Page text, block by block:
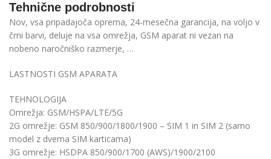
Tehnične podrobnosti
Nov, vsa pripadajoča oprema, 24-mesečna garancija, na voljo v
črni barvi, deluje na vsa omrežja, GSM aparat ni vezan na
nobeno naročniško razmerje, …
LASTNOSTI GSM APARATA
TEHNOLOGIJA
Omrežja: GSM/HSPA/LTE/5G
2G omrežje: GSM 850/900/1800/1900 – SIM 1 in SIM 2 (samo
model z dvema SIM karticama)
3G omrežje: HSDPA 850/900/1700 (AWS)/1900/2100